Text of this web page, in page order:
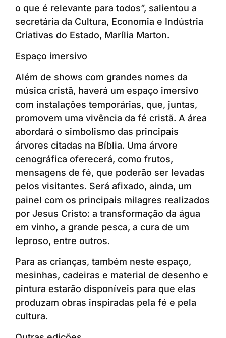
o que é relevante para todos”, salientou a
secretária da Cultura, Economia e Indústria
Criativas do Estado, Marília Marton.
Espaço imersivo
Além de shows com grandes nomes da
música cristã, haverá um espaço imersivo
com instalações temporárias, que, juntas,
promovem uma vivência da fé cristã. A área
abordará o simbolismo das principais
árvores citadas na Bíblia. Uma árvore
cenográfica oferecerá, como frutos,
mensagens de fé, que poderão ser levadas
pelos visitantes. Será afixado, ainda, um
painel com os principais milagres realizados
por Jesus Cristo: a transformação da água
em vinho, a grande pesca, a cura de um
leproso, entre outros.
Para as crianças, também neste espaço,
mesinhas, cadeiras e material de desenho e
pintura estarão disponíveis para que elas
produzam obras inspiradas pela fé e pela
cultura.